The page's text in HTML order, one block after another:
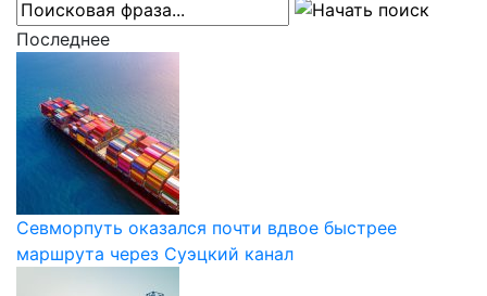
Последнее
Севморпуть оказался почти вдвое быстрее
маршрута через Суэцкий канал